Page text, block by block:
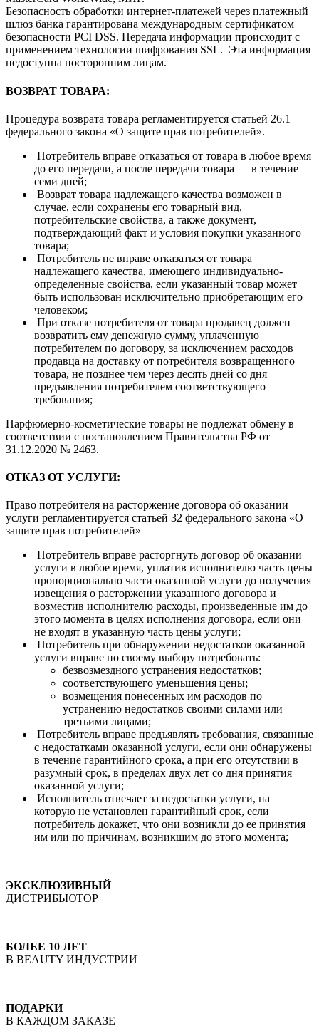
Безопасность обработки интернет-платежей через платежный
шлюз банка гарантирована международным сертификатом
безопасности PCI DSS. Передача информации происходит с
применением технологии шифрования SSL. Эта информация
недоступна посторонним лицам.
ВОЗВРАТ ТОВАРА:
Процедура возврата товара регламентируется статьей 26.1
федерального закона «О защите прав потребителей».
Потребитель вправе отказаться от товара в любое время
до его передачи, а после передачи товара — в течение
семи дней;
Возврат товара надлежащего качества возможен в
случае, если сохранены его товарный вид,
потребительские свойства, а также документ,
подтверждающий факт и условия покупки указанного
товара;
Потребитель не вправе отказаться от товара
надлежащего качества, имеющего индивидуально-
определенные свойства, если указанный товар может
быть использован исключительно приобретающим его
человеком;
При отказе потребителя от товара продавец должен
возвратить ему денежную сумму, уплаченную
потребителем по договору, за исключением расходов
продавца на доставку от потребителя возвращенного
товара, не позднее чем через десять дней со дня
предъявления потребителем соответствующего
требования;
Парфюмерно-косметические товары не подлежат обмену в
соответствии с постановлением Правительства РФ от
31.12.2020 № 2463.
ОТКАЗ ОТ УСЛУГИ:
Право потребителя на расторжение договора об оказании
услуги регламентируется статьей 32 федерального закона «О
защите прав потребителей»
Потребитель вправе расторгнуть договор об оказании
услуги в любое время, уплатив исполнителю часть цены
пропорционально части оказанной услуги до получения
извещения о расторжении указанного договора и
возместив исполнителю расходы, произведенные им до
этого момента в целях исполнения договора, если они
не входят в указанную часть цены услуги;
Потребитель при обнаружении недостатков оказанной
услуги вправе по своему выбору потребовать:
безвозмездного устранения недостатков;
соответствующего уменьшения цены;
возмещения понесенных им расходов по
устранению недостатков своими силами или
третьими лицами;
Потребитель вправе предъявлять требования, связанные
с недостатками оказанной услуги, если они обнаружены
в течение гарантийного срока, а при его отсутствии в
разумный срок, в пределах двух лет со дня принятия
оказанной услуги;
Исполнитель отвечает за недостатки услуги, на
которую не установлен гарантийный срок, если
потребитель докажет, что они возникли до ее принятия
им или по причинам, возникшим до этого момента;
ЭКСКЛЮЗИВНЫЙ
ДИСТРИБЬЮТОР
БОЛЕЕ 10 ЛЕТ
В BEAUTY ИНДУСТРИИ
ПОДАРКИ
В КАЖДОМ ЗАКАЗЕ